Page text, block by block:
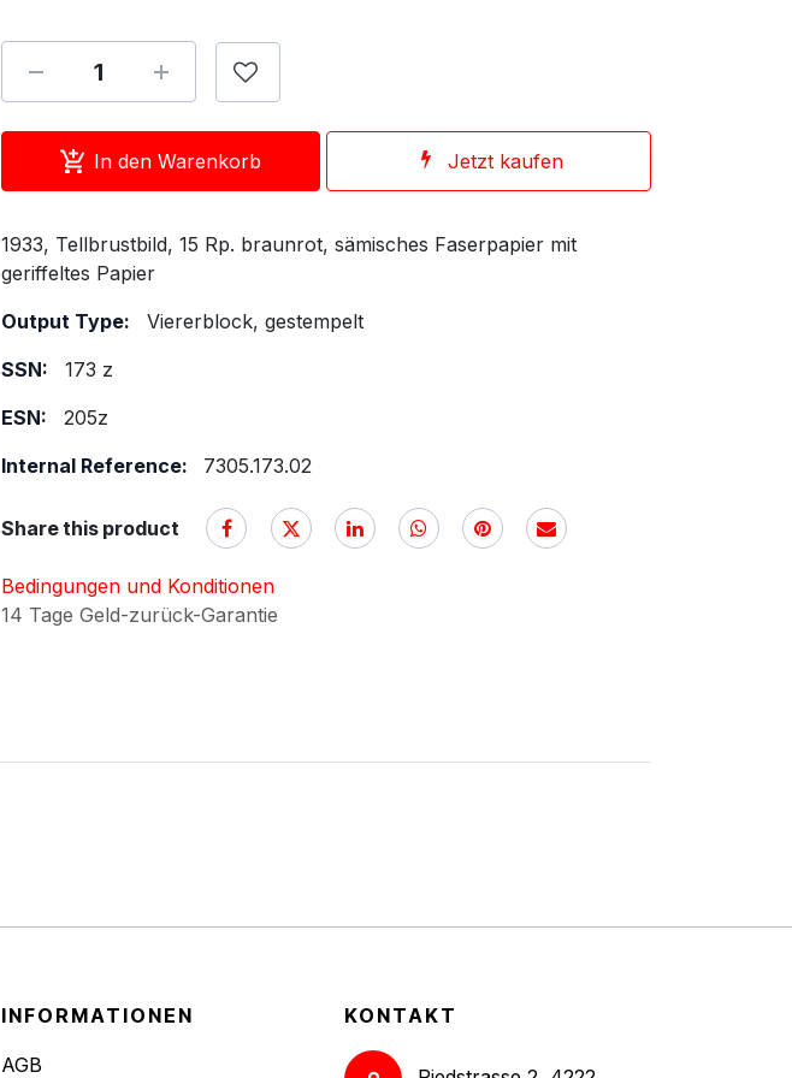
In den Warenkorb Jetzt kaufen
1933, Tellbrustbild, 15 Rp. braunrot, sämisches Faserpapier mit
geriffeltes Papier
Output Type:
Viererblock, gestempelt
SSN:
173 z
ESN:
205z
Internal Reference:
7305.173.02
Share this product
Bedingungen und Konditionen
14 Tage Geld-zurück-Garantie
INFORMATIONEN
AGB
KONTAKT